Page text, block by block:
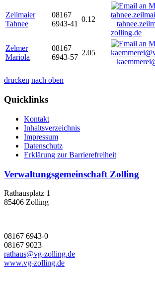
Zeilmaier
Tahnee
08167
6943-41
0.12
zolling.de
Zelmer
Mariola
08167
6943-57
2.05
drucken nach oben
Quicklinks
Kontakt
Inhaltsverzeichnis
Impressum
Datenschutz
Erklärung zur Barrierefreiheit
Verwaltungsgemeinschaft Zolling
Rathausplatz 1
85406 Zolling
08167 6943-0
08167 9023
rathaus@vg-zolling.de
www.vg-zolling.de